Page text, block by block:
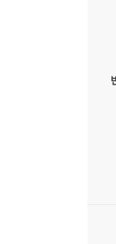
조
통
_『
시
가
_『
베